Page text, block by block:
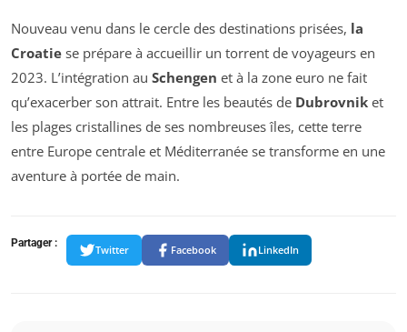
Nouveau venu dans le cercle des destinations prisées, la
Croatie se prépare à accueillir un torrent de voyageurs en
2023. L’intégration au Schengen et à la zone euro ne fait
qu’exacerber son attrait. Entre les beautés de Dubrovnik et
les plages cristallines de ses nombreuses îles, cette terre
entre Europe centrale et Méditerranée se transforme en une
aventure à portée de main.
Partager :
Twitter Facebook LinkedIn